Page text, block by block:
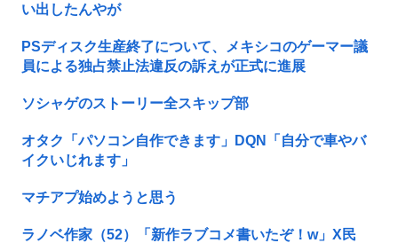
い出したんやが
PSディスク生産終了について、メキシコのゲーマー議
員による独占禁止法違反の訴えが正式に進展
ソシャゲのストーリー全スキップ部
オタク「パソコン自作できます」DQN「自分で車やバ
イクいじれます」
マチアプ始めようと思う
ラノベ作家（52）「新作ラブコメ書いたぞ！w」X民